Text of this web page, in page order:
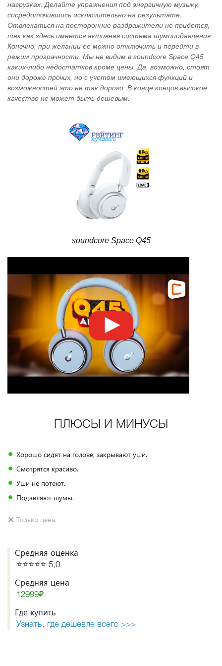
нагрузках. Делайте упражнения под энергичную музыку,
сосредоточившись исключительно на результате.
Отвлекаться на посторонние раздражители не придется,
так как здесь имеется активная система шумоподавления.
Конечно, при желании ее можно отключить и перейти в
режим прозрачности. Мы не видим в soundcore Space Q45
каких-либо недостатков кроме цены. Да, возможно, стоят
они дороже прочих, но с учетом имеющихся функций и
возможностей это не так дорого. В конце концов высокое
качество не может быть дешевым.
soundcore Space Q45
ПЛЮСЫ И МИНУСЫ
Хорошо сидят на голове, закрывают уши.
Смотрятся красиво.
Уши не потеют.
Подавляют шумы.
Только цена.
Средняя оценка
⭐️⭐️⭐️⭐️⭐️ 5,0
Средняя цена
12999₽
Где купить
Узнать, где дешевле всего >>>